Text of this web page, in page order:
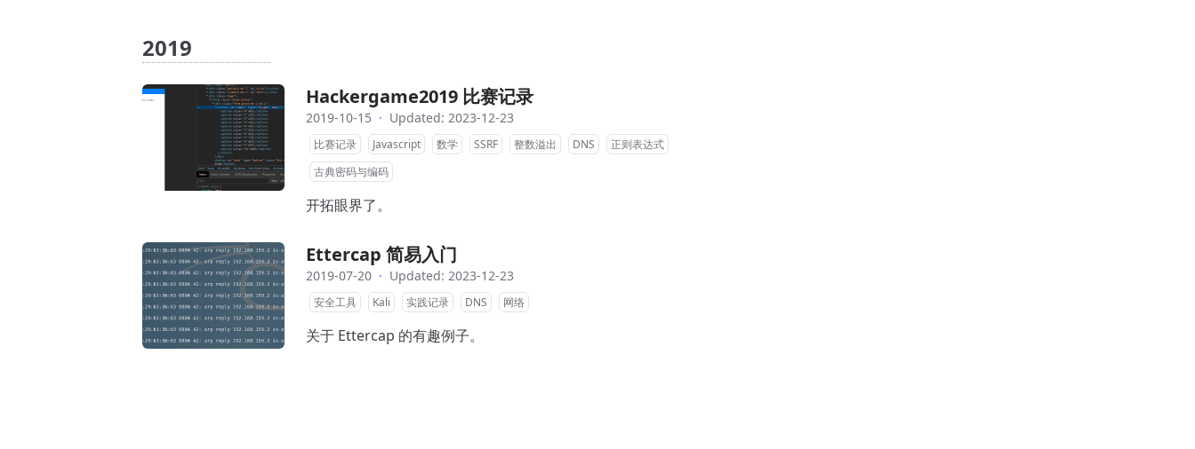
2019
Hackergame2019 比赛记录
2019-10-15 · Updated: 2023-12-23
比赛记录 Javascript 数学 SSRF 整数溢出 DNS
正则表达式
古典密码与编码
开拓眼界了。
Ettercap 简易入门
2019-07-20 · Updated: 2023-12-23
安全工具 Kali 实践记录 DNS 网络
关于 Ettercap 的有趣例子。